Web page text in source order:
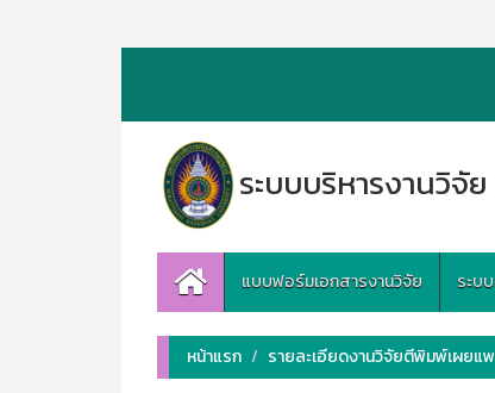
ระบบบริหารงานวิจั
แบบฟอร์มเอกสารงานวิจัย ระบ
หน้าแรก รายละเอียดงานวิจัยตีพิมพ์เผยแ